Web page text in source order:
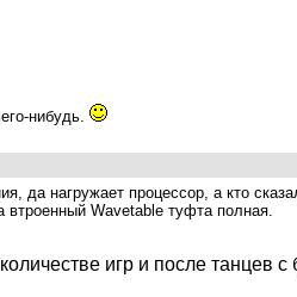
нибудь.
да нагружает процессор, а кто
Wavetable туфта полная.
игр и после танцев